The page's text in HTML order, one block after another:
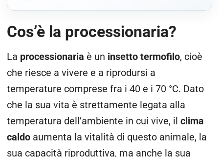
Cos’è la processionaria?
La processionaria è un insetto termofilo, cioè
che riesce a vivere e a riprodursi a
temperature comprese fra i 40 e i 70 °C. Dato
che la sua vita è strettamente legata alla
temperatura dell’ambiente in cui vive, il clima
caldo aumenta la vitalità di questo animale, la
sua capacità riproduttiva, ma anche la sua